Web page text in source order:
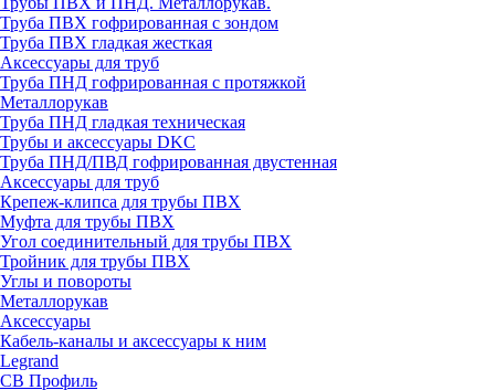
Труба ПВХ гофрированная с зондом
Труба ПВХ гладкая жесткая
Аксессуары для труб
Труба ПНД гофрированная с протяжкой
Металлорукав
Труба ПНД гладкая техническая
Трубы и аксессуары DKC
Труба ПНД/ПВД гофрированная двустенная
Аксессуары для труб
Крепеж-клипса для трубы ПВХ
Муфта для трубы ПВХ
Угол соединительный для трубы ПВХ
Тройник для трубы ПВХ
Углы и повороты
Металлорукав
Аксессуары
Кабель-каналы и аксессуары к ним
Legrand
СВ Профиль